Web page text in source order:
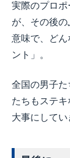
実際のプロ
が、その後
意味で、ど
ント」。
全国の男子
たちもステキ
大事にしてい